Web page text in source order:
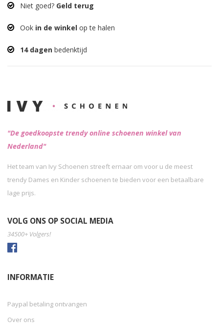
Niet goed? Geld terug
Ook in de winkel op te halen
14 dagen bedenktijd
"De goedkoopste trendy online schoenen winkel van
Nederland"
Het team van Ivy Schoenen streeft ernaar om voor u de meest
trendy Dames en Kinder schoenen te bieden voor een betaalbare
lage prijs.
VOLG ONS OP SOCIAL MEDIA
34500+ Volgers!
INFORMATIE
Paypal betaling ontvangen
Over ons